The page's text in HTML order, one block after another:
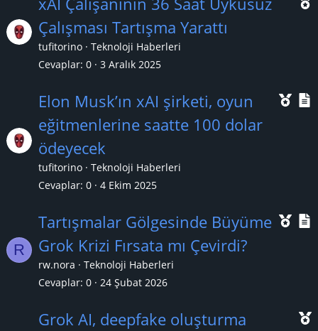
Çalışması Tartışma Yarattı
tufitorino
Teknoloji Haberleri
Cevaplar 0 3 Aralık 2025
Ö
Elon Musk’ın xAI şirketi, oyun
eğitmenlerine saatte 100 dolar
ödeyecek
tufitorino
Teknoloji Haberleri
Cevaplar 0 4 Ekim 2025
R
Ö
Tartışmalar Gölgesinde Büyüme
Grok Krizi Fırsata mı Çevirdi?
rw.nora
Teknoloji Haberleri
Cevaplar 0 24 Şubat 2026
Grok AI, deepfake oluşturma